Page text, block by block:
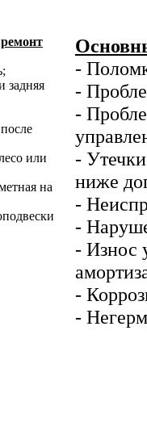
задняя
или
на
-
-
-
-
ниже
-
-
- Износ
-
-